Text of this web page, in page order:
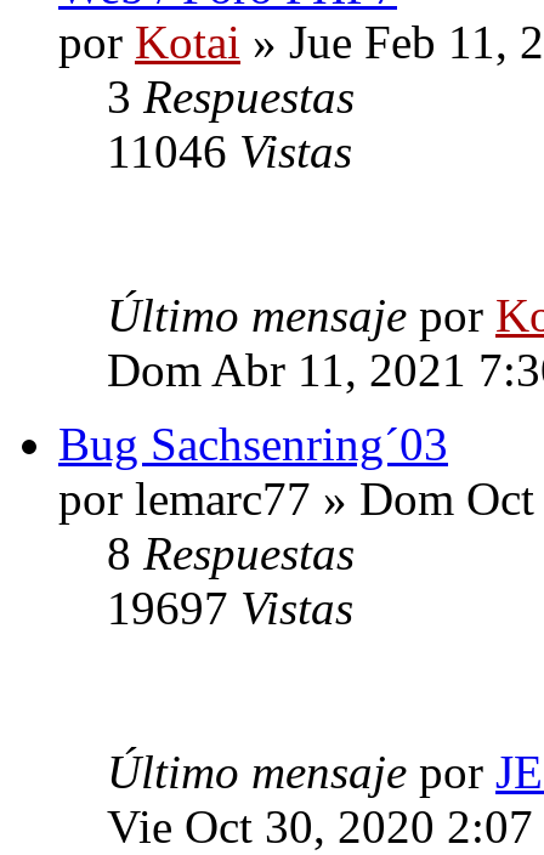
por Kotai » Jue Feb 11,
3 Respuestas
11046 Vistas
Último mensaje por
Dom Abr 11, 2021
Bug Sachsenring´03
por lemarc77 » Dom
8 Respuestas
19697 Vistas
Último mensaje por
Vie Oct 30, 2020 2:07